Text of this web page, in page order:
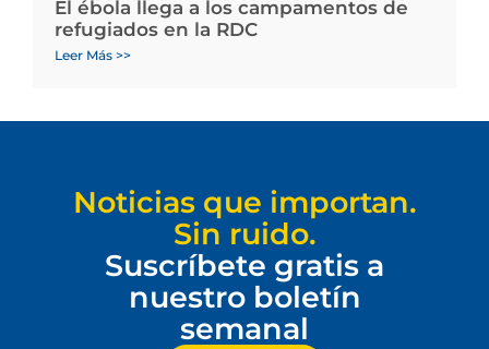
El ébola llega a los campamentos de
refugiados en la RDC
Leer Más >>
Noticias que importan.
Sin ruido.
Suscríbete gratis a
nuestro boletín
semanal